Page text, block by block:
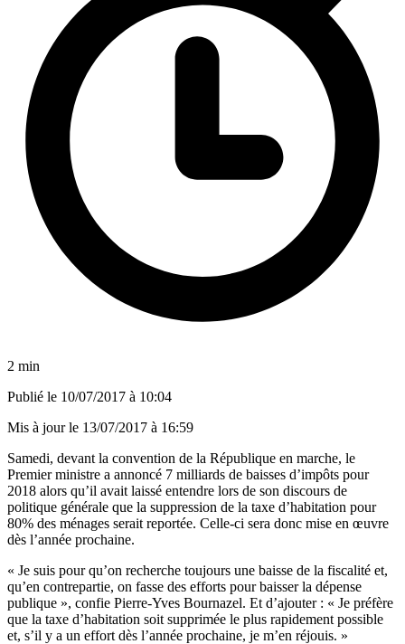
2 min
Publié le 10/07/2017 à 10:04
Mis à jour le 13/07/2017 à 16:59
Samedi, devant la convention de la République en marche, le
Premier ministre a annoncé 7 milliards de baisses d’impôts pour
2018 alors qu’il avait laissé entendre lors de son discours de
politique générale que la suppression de la taxe d’habitation pour
80% des ménages serait reportée. Celle-ci sera donc mise en œuvre
dès l’année prochaine.
« Je suis pour qu’on recherche toujours une baisse de la fiscalité et,
qu’en contrepartie, on fasse des efforts pour baisser la dépense
publique », confie Pierre-Yves Bournazel. Et d’ajouter : « Je préfère
que la taxe d’habitation soit supprimée le plus rapidement possible
et, s’il y a un effort dès l’année prochaine, je m’en réjouis. »